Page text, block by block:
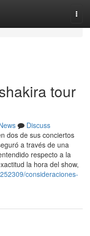
tour
Discuss
dos de sus conciertos
a través de una
respecto a la
la hora del show,
consideraciones-